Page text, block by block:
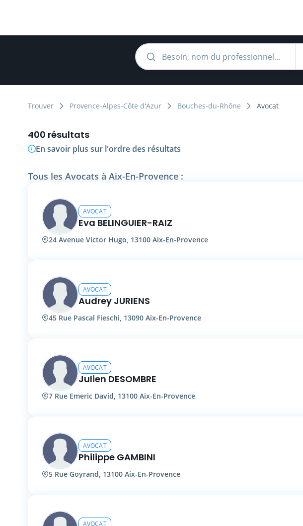
Trouver Provence-Alpes-Côte d'Azur Bouches-du-Rhône Avocat
400 résultats
En savoir plus sur l'ordre des résultats
Tous les Avocats à Aix-En-Provence :
AVOCAT
Eva BELINGUIER-RAIZ
24 Avenue Victor Hugo, 13100 Aix-En-Provence
AVOCAT
Audrey JURIENS
45 Rue Pascal Fieschi, 13090 Aix-En-Provence
AVOCAT
Julien DESOMBRE
7 Rue Emeric David, 13100 Aix-En-Provence
AVOCAT
Philippe GAMBINI
5 Rue Goyrand, 13100 Aix-En-Provence
AVOCAT